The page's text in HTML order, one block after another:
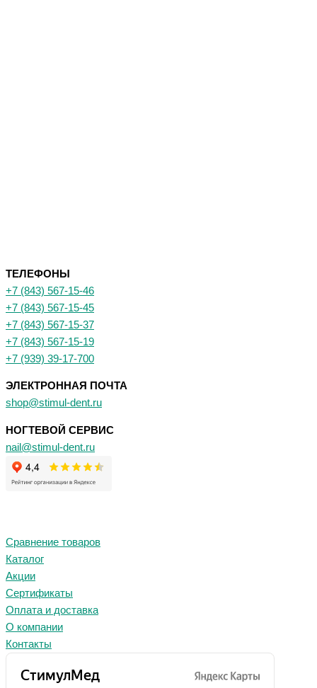
ТЕЛЕФОНЫ
+7 (843) 567-15-46
+7 (843) 567-15-45
+7 (843) 567-15-37
+7 (843) 567-15-19
+7 (939) 39-17-700
ЭЛЕКТРОННАЯ ПОЧТА
shop@stimul-dent.ru
НОГТЕВОЙ СЕРВИС
nail@stimul-dent.ru
Сравнение товаров
Каталог
Акции
Сертификаты
Оплата и доставка
О компании
Контакты